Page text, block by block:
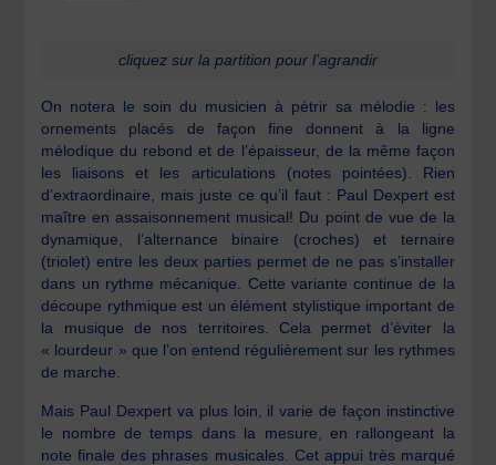
cliquez sur la partition pour l’agrandir
On notera le soin du musicien à pétrir sa mélodie : les
ornements placés de façon fine donnent à la ligne
mélodique du rebond et de l’épaisseur, de la même façon
les liaisons et les articulations (notes pointées). Rien
d’extraordinaire, mais juste ce qu’il faut : Paul Dexpert est
maître en assaisonnement musical! Du point de vue de la
dynamique, l’alternance binaire (croches) et ternaire
(triolet) entre les deux parties permet de ne pas s’installer
dans un rythme mécanique. Cette variante continue de la
découpe rythmique est un élément stylistique important de
la musique de nos territoires. Cela permet d’éviter la
« lourdeur » que l’on entend régulièrement sur les rythmes
de marche.
Mais Paul Dexpert va plus loin, il varie de façon instinctive
le nombre de temps dans la mesure, en rallongeant la
note finale des phrases musicales. Cet appui très marqué